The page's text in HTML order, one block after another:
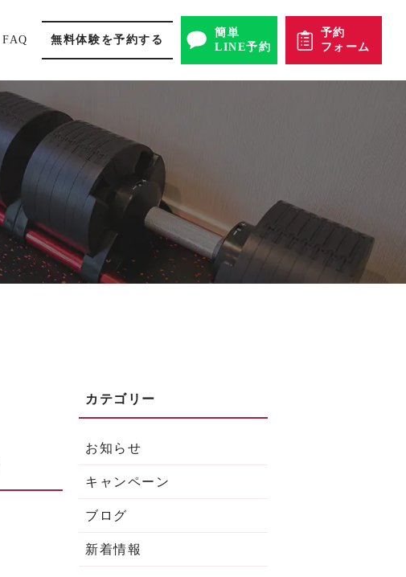
FAQ 無料体験を予約する
簡単
LINE予約
予約
フォーム
お知らせ
キャンペーン
ブログ
新着情報